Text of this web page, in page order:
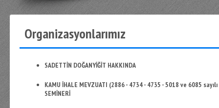
Organizasyonlarımız
SADETTİN DOĞANYİĞİT HAKKINDA
KAMU İHALE MEVZUATI (2886 - 4734 - 4735 - 5018 ve 6085
SEMİNERİ